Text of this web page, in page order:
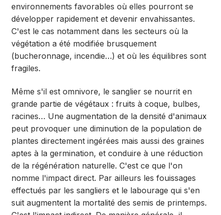
environnements favorables où elles pourront se
développer rapidement et devenir envahissantes.
C'est le cas notamment dans les secteurs où la
végétation a été modifiée brusquement
(bucheronnage, incendie…) et où les équilibres sont
fragiles.
Même s'il est omnivore, le sanglier se nourrit en
grande partie de végétaux : fruits à coque, bulbes,
racines… Une augmentation de la densité d'animaux
peut provoquer une diminution de la population de
plantes directement ingérées mais aussi des graines
aptes à la germination, et conduire à une réduction
de la régénération naturelle. C'est ce que l'on
nomme l'impact direct. Par ailleurs les fouissages
effectués par les sangliers et le labourage qui s'en
suit augmentent la mortalité des semis de printemps.